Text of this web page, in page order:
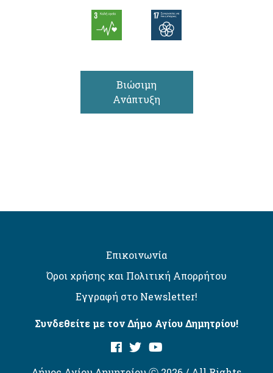
Βιώσιμη
Ανάπτυξη
Επικοινωνία
Όροι χρήσης και Πολιτική Απορρήτου
Εγγραφή στο Newsletter!
Συνδεθείτε με τον Δήμο Αγίου Δημητρίου!